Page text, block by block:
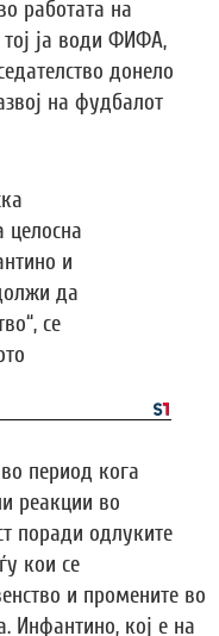
работата на
ја води ФИФА,
донело
на фудбалот
целосна
и
да
се
период кога
реакции во
поради одлуките
кои се
и промените во
Инфантино, кој е на